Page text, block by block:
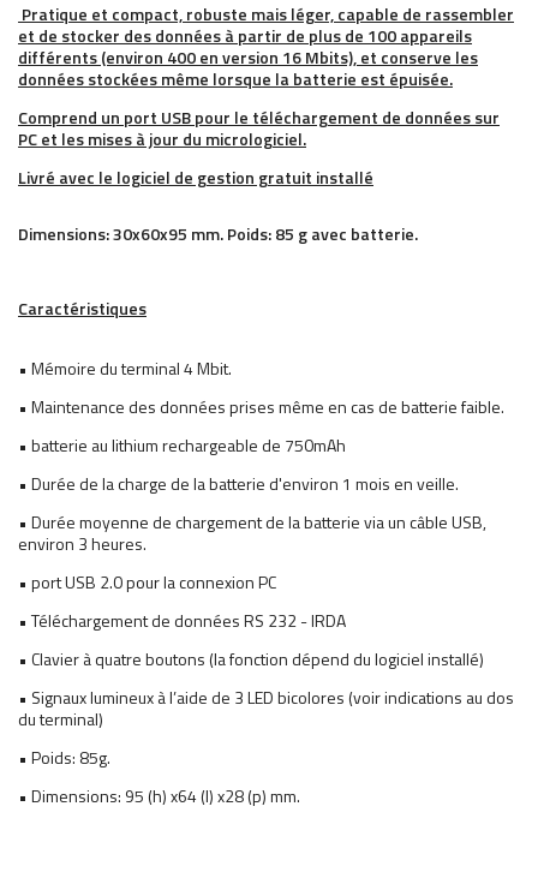
Pratique et compact, robuste mais léger, capable de rassembler
et de stocker des données à partir de plus de 100 appareils
différents (environ 400 en version 16 Mbits), et conserve les
données stockées même lorsque la batterie est épuisée.
Comprend un port USB pour le téléchargement de données sur
PC et les mises à jour du micrologiciel.
Livré avec le logiciel de gestion gratuit installé
Dimensions: 30x60x95 mm. Poids: 85 g avec batterie.
Caractéristiques
• Mémoire du terminal 4 Mbit.
• Maintenance des données prises même en cas de batterie faible.
• batterie au lithium rechargeable de 750mAh
• Durée de la charge de la batterie d'environ 1 mois en veille.
• Durée moyenne de chargement de la batterie via un câble USB,
environ 3 heures.
• port USB 2.0 pour la connexion PC
• Téléchargement de données RS 232 - IRDA
• Clavier à quatre boutons (la fonction dépend du logiciel installé)
• Signaux lumineux à l’aide de 3 LED bicolores (voir indications au dos
du terminal)
• Poids: 85g.
• Dimensions: 95 (h) x64 (l) x28 (p) mm.